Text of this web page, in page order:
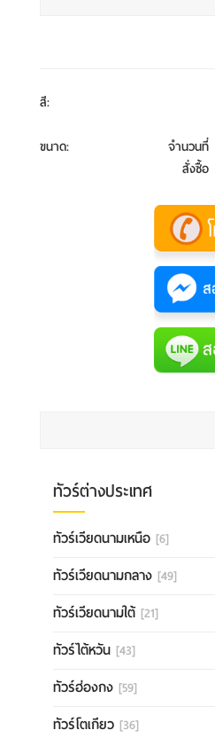
สี:
ขนาด:
จำนวนที่
สั่งซื้อ
ทัวร์ต่างประเทศ
ทัวร์เวียดนามเหนือ [6]
ทัวร์เวียดนามกลาง [49]
ทัวร์เวียดนามใต้ [21]
ทัวร์ไต้หวัน [43]
ทัวร์ฮ่องกง [59]
ทัวร์โตเกียว [36]